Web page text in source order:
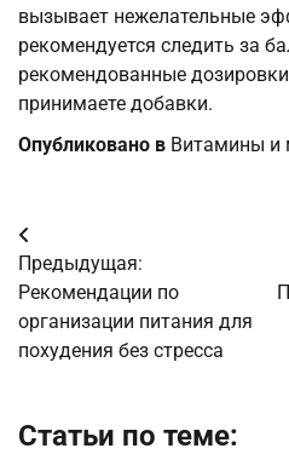
вызывает нежелательные
рекомендуется следить за
рекомендованные
принимаете добавки.
Опубликовано в Витамины и
Навигация
по
записям
Предыдущая:
Рекомендации по
организации питания для
похудения без стресса
Статьи по теме: